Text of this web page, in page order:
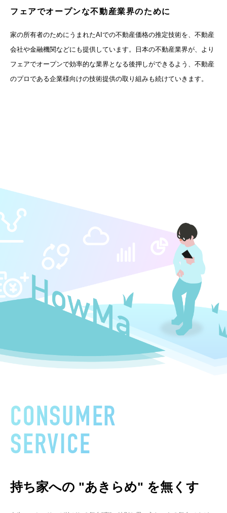
フェアでオープンな不動産業界のために
家の所有者のためにうまれたAIでの不動産価格の推定技術を、不動産
会社や金融機関などにも提供しています。日本の不動産業界が、より
フェアでオープンで効率的な業界となる後押しができるよう、不動産
のプロである企業様向けの技術提供の取り組みも続けていきます。
CONSUMER
SERVICE
持ち家への "あきらめ" を無くす